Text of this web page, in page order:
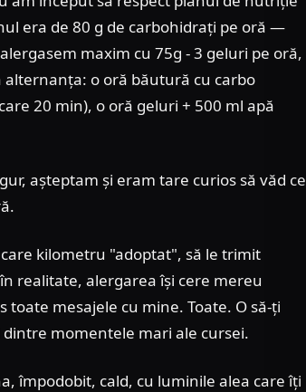
era de 80 g de carbohidrați pe oră —
maxim cu 75g - 3 geluri pe oră,
o oră băutură cu carbo
20 min), o oră geluri + 500 ml apă
așteptam și eram tare curios să văd ce
kilometru "adoptat", să le trimit
realitate, alergarea își cere mereu
mesajele cu mine. Toate. O să-ți
momentele mari ale cursei.
împodobit, cald, cu luminile alea care îți